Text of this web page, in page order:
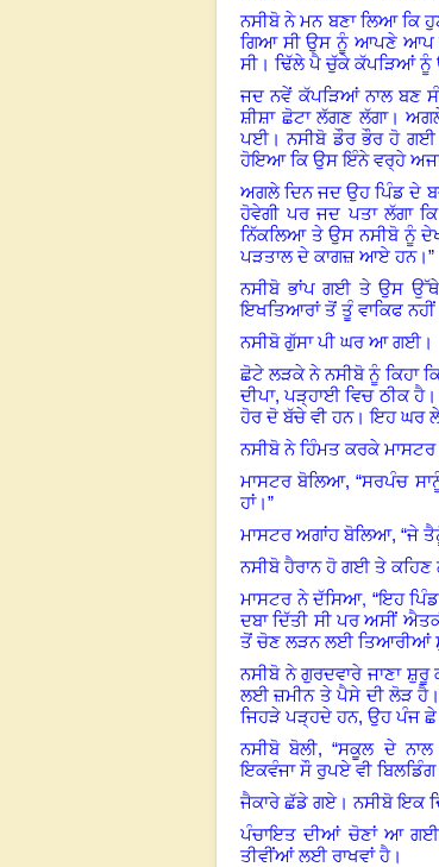
ਨਸੀਬੋ ਨੇ ਮਨ ਬਣਾ ਲਿਆ ਕਿ
ਗਿਆ ਸੀ ਉਸ ਨੂੰ ਆਪਣੇ ਆਪ
ਸੀ । ਢਿੱਲੇ ਪੈ ਚੁੱਕੇ ਕੱਪੜਿਆਂ ਨੂੰ
ਜਦ ਨਵੇਂ ਕੱਪੜਿਆਂ ਨਾਲ ਬਣ
ਸ਼ੀਸ਼ਾ ਛੋਟਾ ਲੱਗਣ ਲੱਗਾ।
ਪਈ। ਨਸੀਬੋ ਡੌਰ ਭੌਰ ਹੋ
ਹੋਇਆ ਕਿ ਉਸ ਇੰਨੇ ਵਰ੍ਹੇ
ਅਗਲੇ ਦਿਨ ਜਦ ਉਹ ਪਿੰਡ ਦੇ
ਹੋਵੇਗੀ ਪਰ ਜਦ ਪਤਾ ਲੱਗਾ
ਨਿੱਕਲਿਆ ਤੇ ਉਸ ਨਸੀਬੋ ਨੂੰ
ਪੜਤਾਲ ਦੇ ਕਾਗਜ਼ ਆਏ ਹਨ।”
ਨਸੀਬੋ ਭਾਂਪ ਗਈ ਤੇ ਉਸ ਉੱਥੇ
ਇਖਤਿਆਰਾਂ ਤੋਂ ਤੂੰ ਵਾਕਿਫ ਨਹੀਂ
ਨਸੀਬੋ ਗੁੱਸਾ ਪੀ ਘਰ ਆ ਗਈ।
ਛੋਟੇ ਲੜਕੇ ਨੇ ਨਸੀਬੋ ਨੂੰ ਕਿਹਾ
ਦੀਪਾ, ਪੜ੍ਹਾਈ ਵਿਚ ਠੀਕ
ਹੋਰ ਦੋ ਬੱਚੇ ਵੀ ਹਨ। ਇਹ ਘਰ
ਨਸੀਬੋ ਨੇ ਹਿੰਮਤ ਕਰਕੇ ਮਾਸਟਰ
ਮਾਸਟਰ ਬੋਲਿਆ, “ਸਰਪੰਚ
ਹਾਂ।”
ਮਾਸਟਰ ਅਗਾਂਹ ਬੋਲਿਆ, “ਜੇ
ਨਸੀਬੋ ਹੈਰਾਨ ਹੋ ਗਈ ਤੇ ਕਹਿਣ
ਮਾਸਟਰ ਨੇ ਦੱਸਿਆ, “ਇਹ
ਦਬਾ ਦਿੱਤੀ ਸੀ ਪਰ ਅਸੀਂ
ਤੋਂ ਚੋਣ ਲੜਨ ਲਈ ਤਿਆਰੀਆਂ
ਨਸੀਬੋ ਨੇ ਗੁਰਦਵਾਰੇ ਜਾਣਾ ਸ਼ੁਰੂ
ਲਈ ਜ਼ਮੀਨ ਤੇ ਪੈਸੇ ਦੀ ਲੋੜ ਹੈ।
ਜਿਹੜੇ ਪੜ੍ਹਦੇ ਹਨ, ਉਹ ਪੰਜ ਛੇ
ਨਸੀਬੋਬੋਲੀ, “ਸਕੂਲ ਦੇ
ਇਕਵੰਜਾਸੌਰੁਪਏਵੀ ਬਿਲਡਿੰਗ
ਜੈਕਾਰੇਛੱਡੇ ਗਏ।ਨਸੀਬੋਇਕ
ਪੰਚਾਇਤ ਦੀਆਂ ਚੋਣਾਂ ਆ
ਤੀਵੀਂਆਂ ਲਈ ਰਾਖਵਾਂ ਹੈ।